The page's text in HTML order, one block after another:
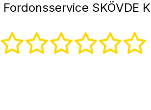
Fordonsservice SKÖVDE